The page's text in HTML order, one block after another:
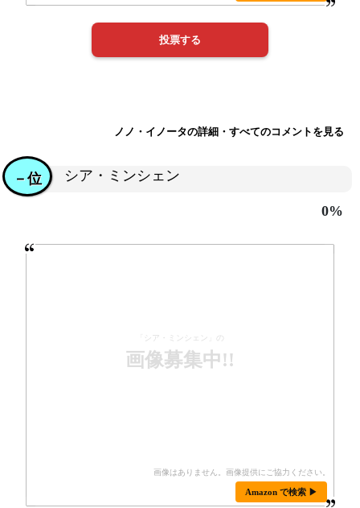
ノノ・イノータの詳細・すべてのコメントを見る
シア・ミンシェン
－位
0%
「シア・ミンシェン」の
画像募集中!!
Amazon で検索 ▶